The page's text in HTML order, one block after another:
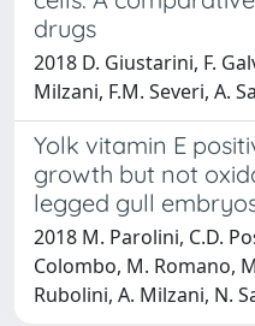
drugs
2018 D. Giustarini, F.
Milzani, F.M. Severi, A.
Yolk vitamin E
growth but not
legged gull
2018 M. Parolini, C.D.
Colombo, M. Romano,
Rubolini, A. Milzani, N.